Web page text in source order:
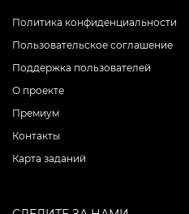
Политика конфиденциальности
Пользовательское соглашение
Поддержка пользователей
О проекте
Премиум
Контакты
Карта заданий